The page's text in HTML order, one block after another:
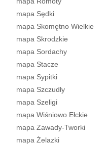
mapa Sędki
mapa Skomętno Wielkie
mapa Skrodzkie
mapa Sordachy
mapa Stacze
mapa Sypitki
mapa Szczudły
mapa Szeligi
mapa Wiśniowo Ełckie
mapa Zawady-Tworki
mapa Żelazki